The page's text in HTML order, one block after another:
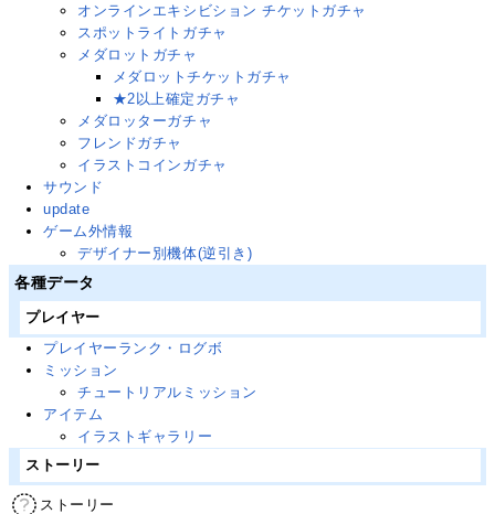
オンラインエキシビション チケットガチャ
スポットライトガチャ
メダロットガチャ
メダロットチケットガチャ
★2以上確定ガチャ
メダロッターガチャ
フレンドガチャ
イラストコインガチャ
サウンド
update
ゲーム外情報
デザイナー別機体(逆引き)
各種データ
プレイヤー
プレイヤーランク・ログボ
ミッション
チュートリアルミッション
アイテム
イラストギャラリー
ストーリー
ストーリー